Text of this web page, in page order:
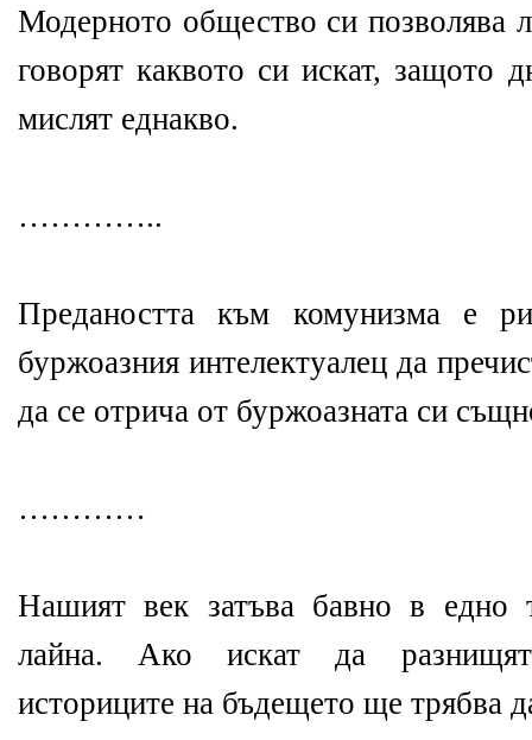
Модерното общество си позволява
говорят каквото си искат, защото
мислят еднакво.
…………..
Предаността към комунизма е
буржоазния интелектуалец да
да се отрича от буржоазната си
…………
Нашият век затъва бавно в едно
лайна. Ако искат да разнищят
историците на бъдещето ще трябва